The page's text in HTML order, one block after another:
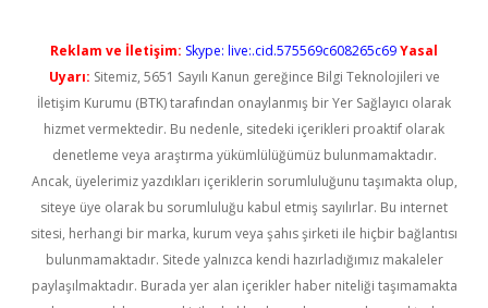
Reklam ve İletişim: Skype: live:.cid.575569c608265c69Yasal
Uyarı: Sitemiz, 5651 Sayılı Kanun gereğince Bilgi Teknolojileri ve
İletişim Kurumu (BTK) tarafından onaylanmış bir Yer Sağlayıcı olarak
hizmet vermektedir. Bu nedenle, sitedeki içerikleri proaktif olarak
denetleme veya araştırma yükümlülüğümüz bulunmamaktadır.
Ancak, üyelerimiz yazdıkları içeriklerin sorumluluğunu taşımakta olup,
siteye üye olarak bu sorumluluğu kabul etmiş sayılırlar. Bu internet
sitesi, herhangi bir marka, kurum veya şahıs şirketi ile hiçbir bağlantısı
bulunmamaktadır. Sitede yalnızca kendi hazırladığımız makaleler
paylaşılmaktadır. Burada yer alan içerikler haber niteliği taşımamakta